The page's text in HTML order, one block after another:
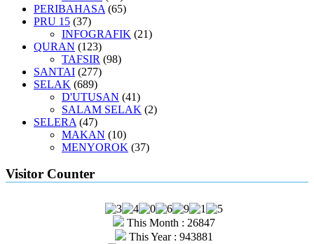
PERIBAHASA (65)
PRU 15 (37)
INFOGRAFIK (21)
QURAN (123)
TAFSIR (98)
SANTAI (277)
SELAK (689)
D'UTUSAN (41)
SALAM SELAK (2)
SELERA (47)
MAKAN (10)
MENYOROK (37)
Visitor Counter
This Month : 26847
This Year : 943881